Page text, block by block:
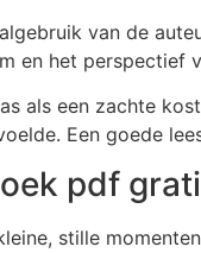
van de
en het perspectief
als een zachte
Een goede
pdf
stille